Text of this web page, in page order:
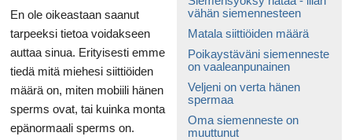
vähän siemennesteen
Matala siittiöiden määrä
Poikaystäväni siemenneste
on vaaleanpunainen
Veljeni on verta hänen
spermaa
Oma siemenneste on
muuttunut
En ole oikeastaan ​​saanut
tarpeeksi tietoa voidakseen
auttaa sinua. Erityisesti emme
tiedä mitä miehesi siittiöiden
määrä on, miten mobiili hänen
sperms ovat, tai kuinka monta
epänormaali sperms on.